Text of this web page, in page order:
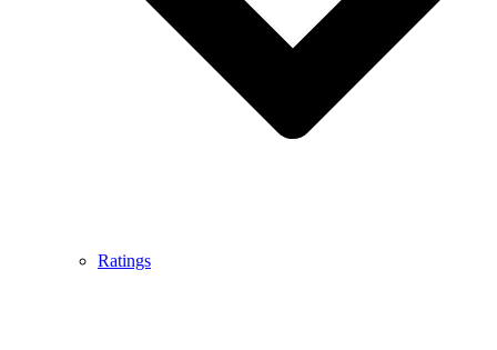
Ratings